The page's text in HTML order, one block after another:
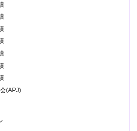
(APJ)